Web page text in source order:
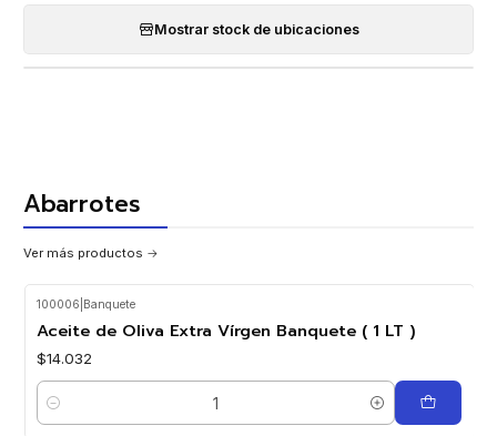
Mostrar stock de ubicaciones
Abarrotes
Ver más productos
100006 Banquete
Aceite de Oliva Extra Vírgen Banquete ( 1 LT )
$14.032
Cantidad